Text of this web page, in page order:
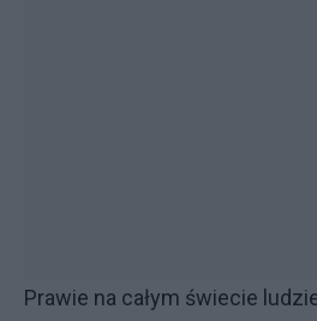
Prawie na całym świecie